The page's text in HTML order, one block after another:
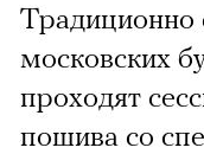
​Традиционно
московских
проходят
пошива со